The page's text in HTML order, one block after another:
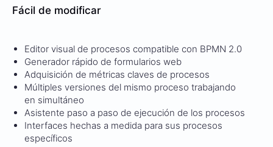
Fácil de modificar
Editor visual de procesos compatible con BPMN 2.0
Generador rápido de formularios web
Adquisición de métricas claves de procesos
Múltiples versiones del mismo proceso trabajando
en simultáneo
Asistente paso a paso de ejecución de los procesos
Interfaces hechas a medida para sus procesos
específicos